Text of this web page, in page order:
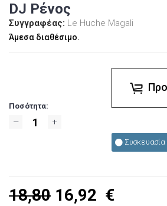
DJ Ρένος
Συγγραφέας: Le Huche Magali
Άμεσα διαθέσιμο.
Ποσότητα:
18,80 16,92 €